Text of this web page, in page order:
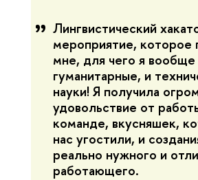
Лингвистический
мероприятие, которое
мне, для чего я вообще
гуманитарные, и
науки! Я получила
удовольствие от
команде, вкусняшек,
нас угостили, и
реально нужного и
работающего.